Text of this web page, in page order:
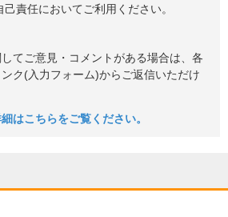
責任においてご利用ください。
てご意見・コメントがある場合は、各
ク(入力フォーム)からご返信いただけ
はこちらをご覧ください。